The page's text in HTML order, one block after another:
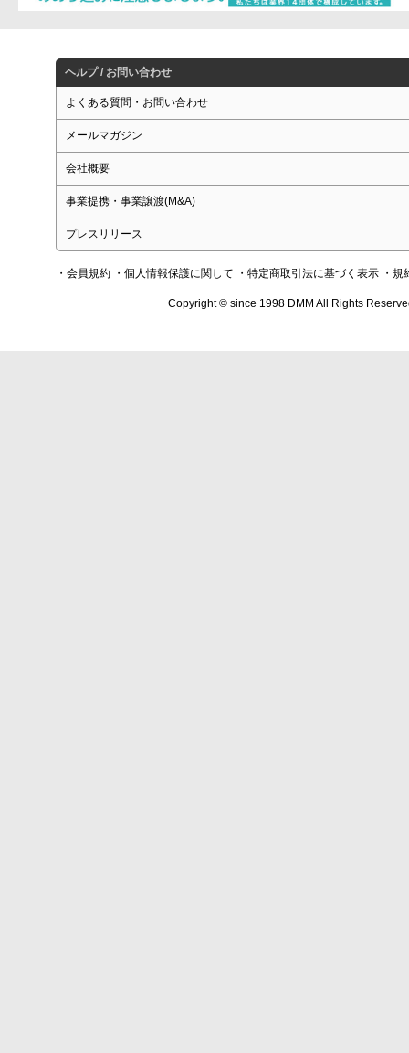
ヘルプ / お問い合わせ
よくある質問・お問い合わせ
メールマガジン
会社概要
事業提携・事業譲渡(M&A)
プレスリリース
・会員規約 ・個人情報保護に関して ・特定商取引法に基づく表示 ・規
Copyright © since 1998 DMM All Rights